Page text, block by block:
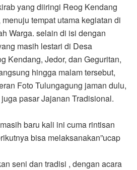
yang diiringi Reog Kendang
tempat utama kegiatan di
Warga. selain di isi dengan
masih lestari di Desa
Kendang, Jedor, dan Geguritan,
hingga malam tersebut,
Foto Tulungagung jaman dulu,
pasar Jajanan Tradisional.
baru kali ini cuma rintisan
bisa melaksanakan”ucap
seni dan tradisi , dengan acara